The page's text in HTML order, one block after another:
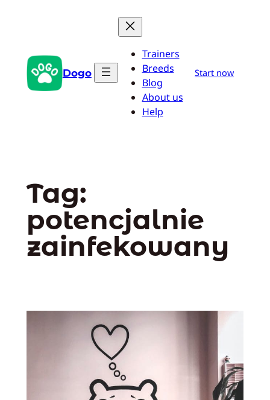
Dogo
Trainers
Breeds
Blog
About us
Help
Start now
Tag:
potencjalnie
zainfekowany